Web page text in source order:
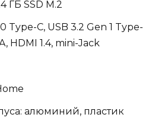
ГБ SSD M.2
Type-C, USB 3.2 Gen 1 Type-
HDMI 1.4, mini-Jack
алюминий, пластик